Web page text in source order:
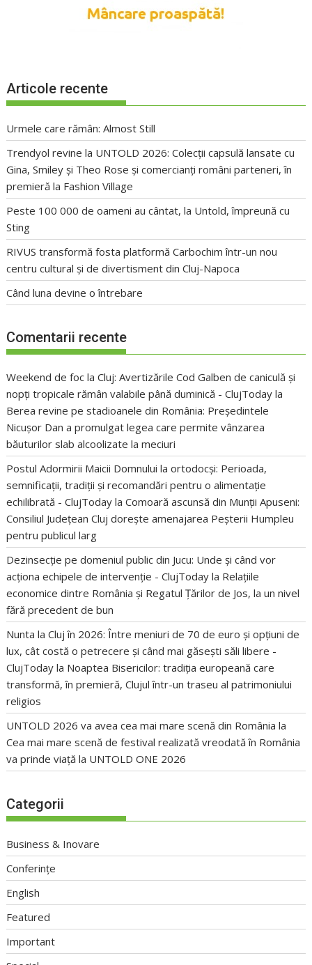
Articole recente
Urmele care rămân: Almost Still
Trendyol revine la UNTOLD 2026: Colecții capsulă lansate cu
Gina, Smiley și Theo Rose și comercianți români parteneri, în
premieră la Fashion Village
Peste 100 000 de oameni au cântat, la Untold, împreună cu
Sting
RIVUS transformă fosta platformă Carbochim într-un nou
centru cultural și de divertisment din Cluj-Napoca
Când luna devine o întrebare
Comentarii recente
Weekend de foc la Cluj: Avertizările Cod Galben de caniculă și
nopți tropicale rămân valabile până duminică - ClujToday la
Berea revine pe stadioanele din România: Președintele
Nicușor Dan a promulgat legea care permite vânzarea
băuturilor slab alcoolizate la meciuri
Postul Adormirii Maicii Domnului la ortodocși: Perioada,
semnificații, tradiții și recomandări pentru o alimentație
echilibrată - ClujToday laComoară ascunsă din Munții Apuseni:
Consiliul Județean Cluj dorește amenajarea Peșterii Humpleu
pentru publicul larg
Dezinsecție pe domeniul public din Jucu: Unde și când vor
acționa echipele de intervenție - ClujToday la Relațiile
economice dintre România și Regatul Țărilor de Jos, la un nivel
fără precedent de bun
Nunta la Cluj în 2026: Între meniuri de 70 de euro și opțiuni de
lux, cât costă o petrecere și când mai găsești săli libere -
ClujToday la Noaptea Bisericilor: tradiția europeană care
transformă, în premieră, Clujul într-un traseu al patrimoniului
religios
UNTOLD 2026 va avea cea mai mare scenă din România la
Cea mai mare scenă de festival realizată vreodată în România
va prinde viață la UNTOLD ONE 2026
Categorii
Business & Inovare
Conferințe
English
Featured
Important